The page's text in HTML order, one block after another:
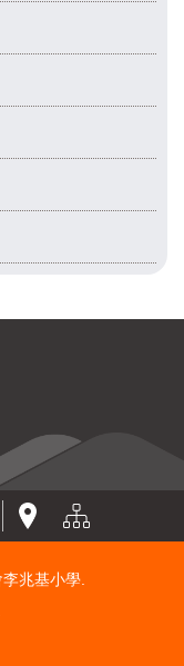
兆基小學.